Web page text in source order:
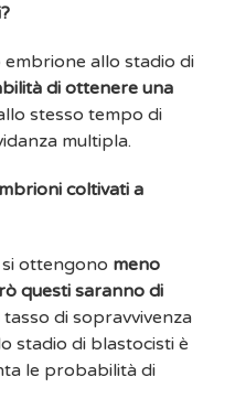
allo stadio di
di ottenere una
stesso tempo di
multipla.
coltivati a
ottengono meno
questi saranno di
di sopravvivenza
stadio di blastocisti è
le probabilità di